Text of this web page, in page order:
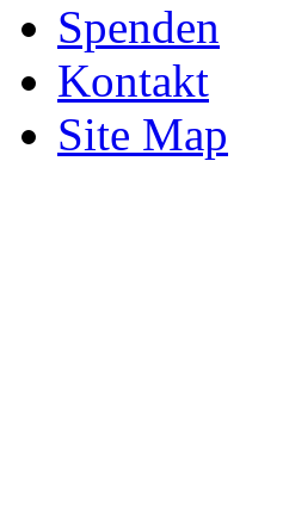
Spenden
Kontakt
Site Map